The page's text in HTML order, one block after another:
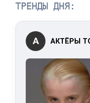
ТРЕНДЫ ДНЯ:
А АКТЁРЫ